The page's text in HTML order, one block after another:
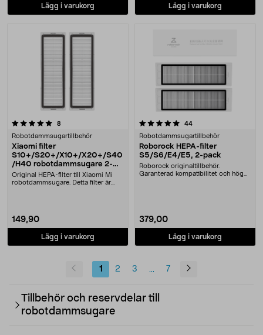
Lägg i varukorg Lägg i varukorg
8
Robotdammsugartillbehör
Xiaomi filter
S10+/S20+/X10+/X20+/S40
/H40 robotdammsugare 2-
pack
Original HEPA-filter till Xiaomi Mi
robotdammsugare. Detta filter är
149,90
Lägg i varukorg
5.0 av 5 stjärnor 44recensioner
Robotdammsugartillbehör
Roborock HEPA-filter
S5/S6/E4/E5, 2-pack
Roborock originaltillbehör.
Garanterad kompatibilitet och hög
379,00
Lägg i varukorg
1 2 3 ... 7
Tillbehör och reservdelar till
robotdammsugare